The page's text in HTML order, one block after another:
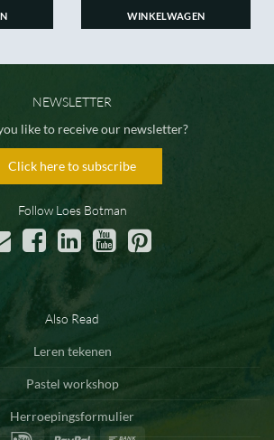
WINKELWAGEN
NEWSLETTER
like to receive our newsletter?
Click here to subscribe
Follow Loes Botman
Also Read
Leren tekenen
Pastel workshop
Herroepingsformulier